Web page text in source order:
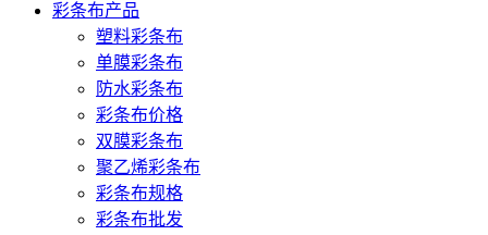
彩条布产品
塑料彩条布
单膜彩条布
防水彩条布
彩条布价格
双膜彩条布
聚乙烯彩条布
彩条布规格
彩条布批发